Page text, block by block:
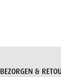
BEZORGEN &